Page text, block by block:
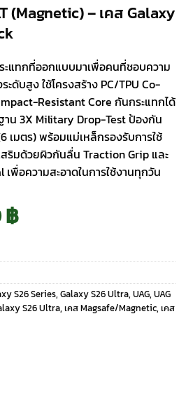
(Magnetic) – เคส Galaxy
ะแทกที่ออกแบบมาเพื่อคนที่ชอบความ
ะดับสูง ใช้โครงสร้าง PC/TPU Co-
Resistant Core กันกระแทกได้
น 3X Military Drop-Test ป้องกัน
มตร) พร้อมแม่เหล็กรองรับการใช้
ริมด้วยผิวกันลื่น Traction Grip และ
พื่อความสะอาดในการใช้งานทุกวัน
฿Current
price
is:
S26 Series, Galaxy S26 Ultra, UAG, UAG
S26 Ultra, เคส Magsafe/Magnetic, เคส
- เคส Galaxy S26 Ultra - สี Black